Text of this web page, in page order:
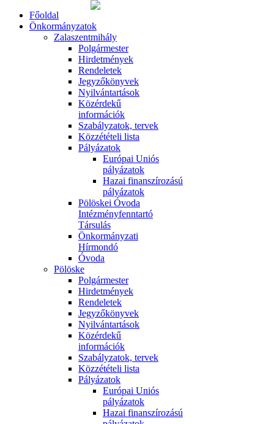
Főoldal
Önkormányzatok
Zalaszentmihály
Polgármester
Hirdetmények
Rendeletek
Jegyzőkönyvek
Nyilvántartások
Közérdekű
információk
Szabályzatok, tervek
Közzétételi lista
Pályázatok
Európai Uniós
pályázatok
Hazai finanszírozású
pályázatok
Pölöskei Óvoda
Intézményfenntartó
Társulás
Önkormányzati
Hírmondó
Óvoda
Pölöske
Polgármester
Hirdetmények
Rendeletek
Jegyzőkönyvek
Nyilvántartások
Közérdekű
információk
Szabályzatok, tervek
Közzétételi lista
Pályázatok
Európai Uniós
pályázatok
Hazai finanszírozású